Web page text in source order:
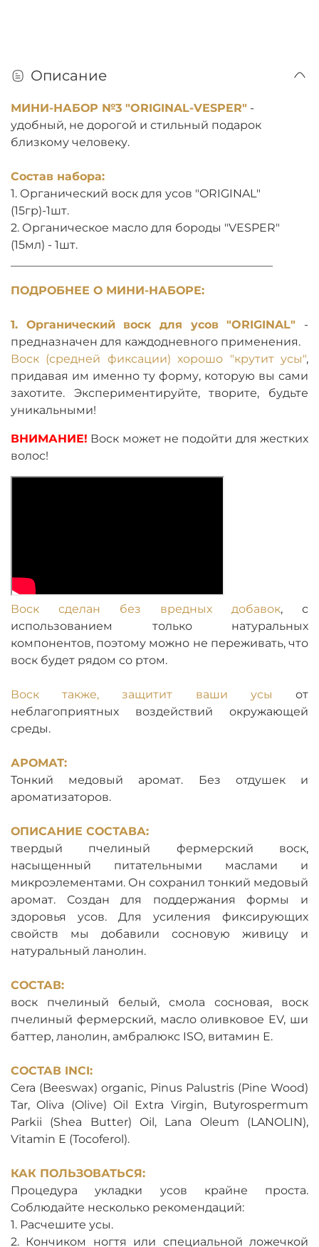
Описание
МИНИ-НАБОР №3 "ORIGINAL-VESPER" -
удобный, не дорогой и стильный подарок
близкому человеку.
Состав набора:
1. Органический воск для усов "ORIGINAL"
(15гр)-1шт.
2. Органическое масло для бороды "VESPER"
(15мл) - 1шт.
ПОДРОБНЕЕ О МИНИ-НАБОРЕ:
1. Органический воск для усов "ORIGINAL" -
предназначен для каждодневного применения.
Воск (средней фиксации) хорошо "крутит усы",
придавая им именно ту форму, которую вы сами
захотите. Экспериментируйте, творите, будьте
уникальными!
ВНИМАНИЕ! Воск может не подойти для жестких
волос!
Воск сделан без вредных добавок, с
использованием только натуральных
компонентов, поэтому можно не переживать, что
воск будет рядом со ртом.
Воск также, защитит ваши усы от
неблагоприятных воздействий окружающей
среды.
АРОМАТ:
Тонкий медовый аромат. Без отдушек и
ароматизаторов.
ОПИСАНИЕ СОСТАВА:
твердый пчелиный фермерский воск,
насыщенный питательными маслами и
микроэлементами. Он сохранил тонкий медовый
аромат. Создан для поддержания формы и
здоровья усов. Для усиления фиксирующих
свойств мы добавили сосновую живицу и
натуральный ланолин.
СОСТАВ:
воск пчелиный белый, смола сосновая, воск
пчелиный фермерский, масло оливковое EV, ши
баттер, ланолин, амбралюкс ISO, витамин Е.
СОСТАВ INCI:
Cera (Beeswax) organic, Pinus Palustris (Pine Wood)
Tar, Oliva (Olive) Oil Extra Virgin, Butyrospermum
Parkii (Shea Butter) Oil, Lana Oleum (LANOLIN),
Vitamin Е (Tocoferol).
КАК ПОЛЬЗОВАТЬСЯ:
Процедура укладки усов крайне проста.
Соблюдайте несколько рекомендаций:
1. Расчешите усы.
2. Кончиком ногтя или специальной ложечкой